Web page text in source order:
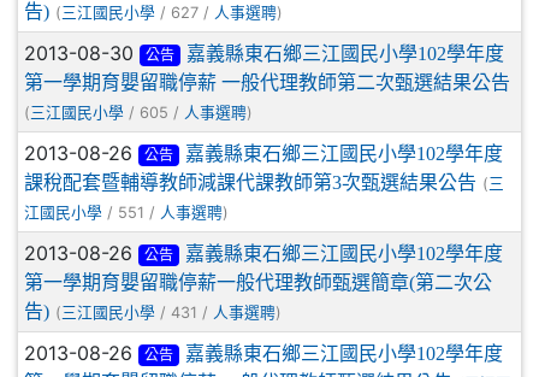
告) (三江國民小學 / 627 / 人事選聘)
2013-08-30 公告
嘉義縣東石鄉三江國民小學102學年度
第一學期育嬰留職停薪 一般代理教師第二次甄選結果公告
(三江國民小學 / 605 / 人事選聘)
2013-08-26 公告
嘉義縣東石鄉三江國民小學102學年度
課稅配套暨輔導教師減課代課教師第3次甄選結果公告 (三
江國民小學 / 551 / 人事選聘)
2013-08-26 公告
嘉義縣東石鄉三江國民小學102學年度
第一學期育嬰留職停薪一般代理教師甄選簡章(第二次公
告) (三江國民小學 / 431 / 人事選聘)
2013-08-26 公告
嘉義縣東石鄉三江國民小學102學年度